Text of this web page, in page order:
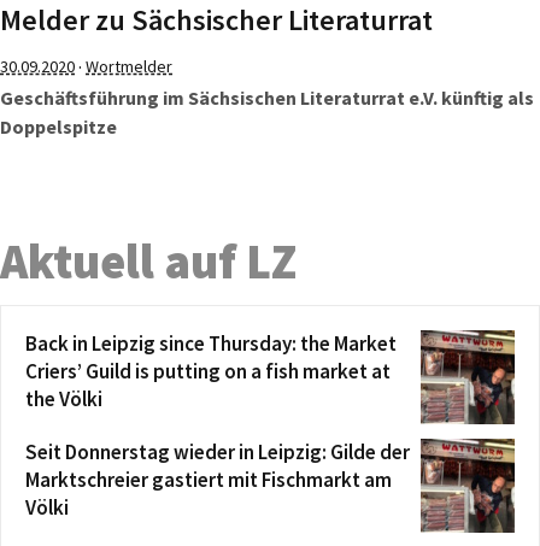
Melder zu Sächsischer Literaturrat
30.09.2020· Wortmelder
Geschäftsführung im Sächsischen Literaturrat e.V. künftig als
Doppelspitze
Aktuell auf LZ
Back in Leipzig since Thursday: the Market
Criers’ Guild is putting on a fish market at
the Völki
Seit Donnerstag wieder in Leipzig: Gilde der
Marktschreier gastiert mit Fischmarkt am
Völki